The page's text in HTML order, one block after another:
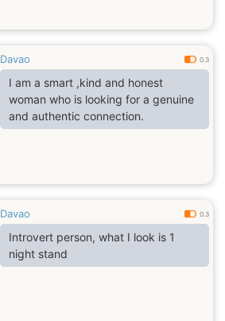
Davao 0.3
I am a smart ,kind and honest
woman who is looking for a genuine
and authentic connection.
Davao 0.3
Introvert person, what I look is 1
night stand